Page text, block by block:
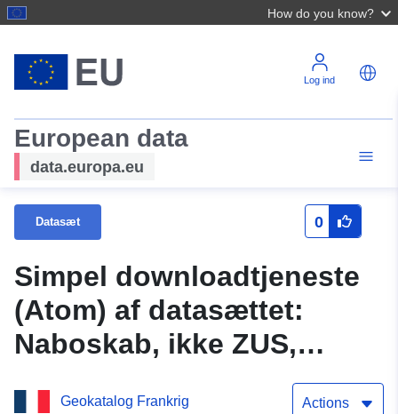
How do you know?
Log ind
European data
data.europa.eu
Datasæt 0
Simpel downloadtjeneste
(Atom) af datasættet:
Naboskab, ikke ZUS,
udpeget som en prioritet
Geokatalog Frankrig Actions